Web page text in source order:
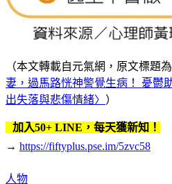
（本文轉載自元氣網，原文標題為
妻，過馬路恍神警覺生病！ 憂鬱
出失落與悲傷情緒〉 ）
加入50+ LINE，每天獲新知！
→ https://fiftyplus.pse.im/5zvc58
人物